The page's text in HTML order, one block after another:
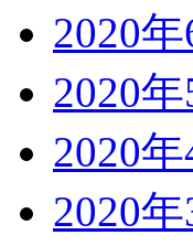
2020年
2020年
2020年
2020年